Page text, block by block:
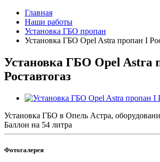
Главная
Наши работы
Установка ГБО пропан
Установка ГБО Opel Astra пропан I
Установка ГБО Opel Astra
Роставтогаз
Установка ГБО в Опель Астра,
Баллон на 54 литра
Фотогалерея